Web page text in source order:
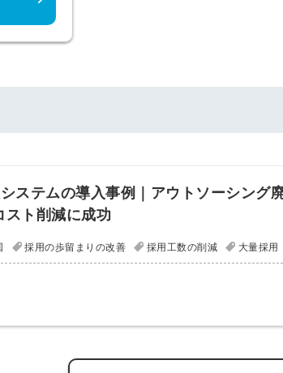
ステムの導入事例｜アウトソーシング
スト削減に成功
採用の歩留まりの改善 採用工数の削減 大量採用